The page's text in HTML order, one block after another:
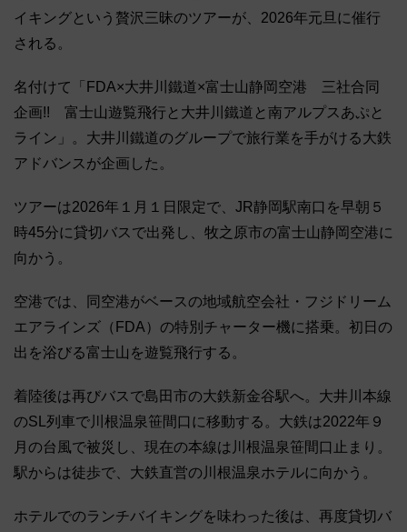
イキングという贅沢三昧のツアーが、2026年元旦に催行
される。
名付けて「FDA×大井川鐵道×富士山静岡空港 三社合同
企画!! 富士山遊覧飛行と大井川鐵道と南アルプスあぷと
ライン」。大井川鐵道のグループで旅行業を手がける大鉄
アドバンスが企画した。
ツアーは2026年１月１日限定で、JR静岡駅南口を早朝５
時45分に貸切バスで出発し、牧之原市の富士山静岡空港に
向かう。
空港では、同空港がベースの地域航空会社・フジドリーム
エアラインズ（FDA）の特別チャーター機に搭乗。初日の
出を浴びる富士山を遊覧飛行する。
着陸後は再びバスで島田市の大鉄新金谷駅へ。大井川本線
のSL列車で川根温泉笹間口に移動する。大鉄は2022年９
月の台風で被災し、現在の本線は川根温泉笹間口止まり。
駅からは徒歩で、大鉄直営の川根温泉ホテルに向かう。
ホテルでのランチバイキングを味わった後は、再度貸切バ